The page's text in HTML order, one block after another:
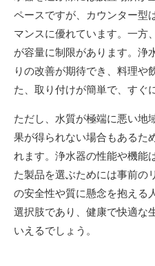
ペースですが、カウンター型
マンスに優れています。一方
が容量に制限があります。浄
りの改善が期待でき、料理や
た、取り付けが簡単で、すぐ
ただし、水質が極端に悪い地
果が得られない場合もあるた
れます。浄水器の性能や機能
た製品を選ぶためには事前の
の安全性や質に懸念を抱える
選択肢であり、健康で快適な
いえるでしょう。